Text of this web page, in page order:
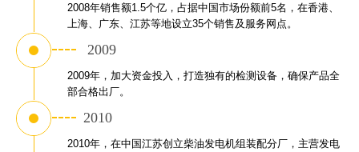
2008年销售额1.5个亿，占据中国市场份额前5名，在香港、
上海、广东、江苏等地设立35个销售及服务网点。
2009
2009年，加大资金投入，打造独有的检测设备，确保产品全
部合格出厂。
2010
2010年，在中国江苏创立柴油发电机组装配分厂，主营发电